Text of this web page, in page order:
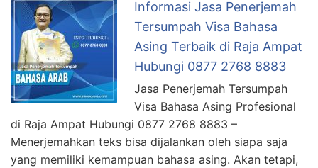
Informasi Jasa Penerjemah
Tersumpah Visa Bahasa
Asing Terbaik di Raja Ampat
Hubungi 0877 2768 8883
Jasa Penerjemah Tersumpah
Visa Bahasa Asing Profesional
di Raja Ampat Hubungi 0877 2768 8883 –
Menerjemahkan teks bisa dijalankan oleh siapa saja
yang memiliki kemampuan bahasa asing. Akan tetapi,